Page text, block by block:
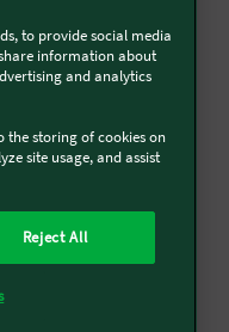
d'achat.
to provide social media
information about
and analytics
the storing of cookies on
site usage, and assist
Reject All